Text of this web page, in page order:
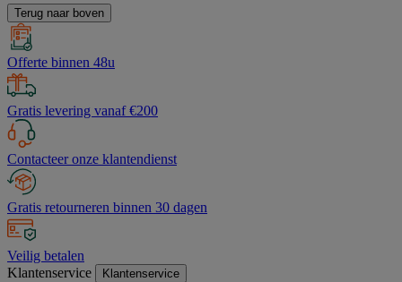
Terug naar boven
Offerte binnen 48u
Gratis levering vanaf €200
Contacteer onze klantendienst
Gratis retourneren binnen 30 dagen
Veilig betalen
Klantenservice
Klantenservice